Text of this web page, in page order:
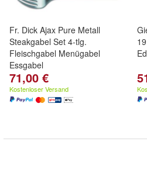
Fr. Dick Ajax Pure Metall
Steakgabel Set 4-tlg.
Fleischgabel Menügabel
Essgabel
71,00 €
Kostenloser Versand